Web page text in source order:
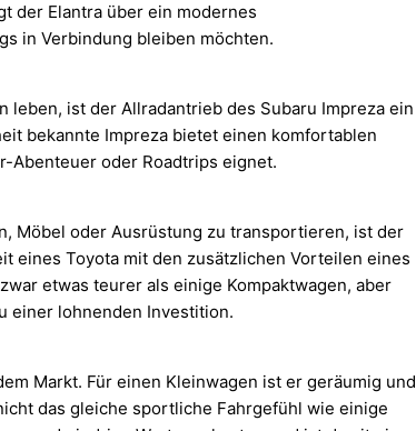
der Elantra über ein modernes
in Verbindung bleiben möchten.
leben, ist der Allradantrieb des Subaru Impreza ein
bekannte Impreza bietet einen komfortablen
Abenteuer oder Roadtrips eignet.
Möbel oder Ausrüstung zu transportieren, ist der
eines Toyota mit den zusätzlichen Vorteilen eines
etwas teurer als einige Kompaktwagen, aber
einer lohnenden Investition.
Markt. Für einen Kleinwagen ist er geräumig und
das gleiche sportliche Fahrgefühl wie einige